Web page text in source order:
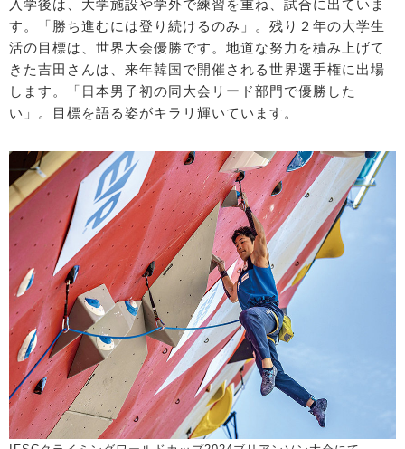
入学後は、大学施設や学外で練習を重ね、試合に出ていま
す。「勝ち進むには登り続けるのみ」。残り２年の大学生
活の目標は、世界大会優勝です。地道な努力を積み上げて
きた吉田さんは、来年韓国で開催される世界選手権に出場
します。「日本男子初の同大会リード部門で優勝した
い」。目標を語る姿がキラリ輝いています。